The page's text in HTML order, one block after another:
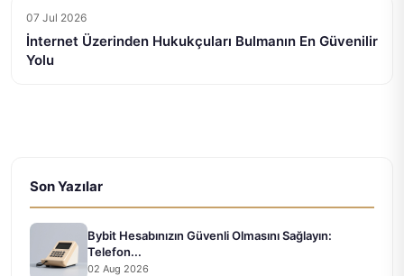
07 Jul 2026
İnternet Üzerinden Hukukçuları Bulmanın En Güvenilir
Yolu
Son Yazılar
Bybit Hesabınızın Güvenli Olmasını Sağlayın:
Telefon...
02 Aug 2026